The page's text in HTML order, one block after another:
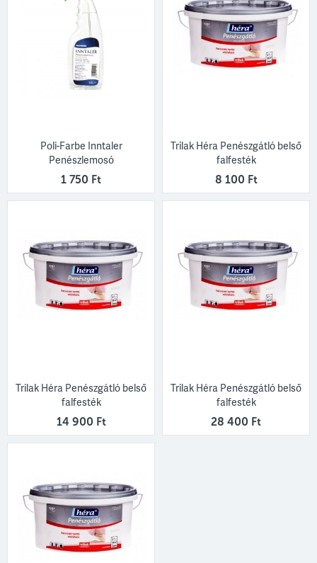
Poli-Farbe Inntaler
Penészlemosó
1 750 Ft
Trilak Héra Penészgátló belső
falfesték
8 100 Ft
Trilak Héra Penészgátló belső
falfesték
14 900 Ft
Trilak Héra Penészgátló belső
falfesték
28 400 Ft